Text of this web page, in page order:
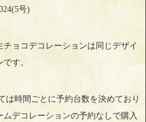
号)
ョコデコレーションは同じデザイ
です。
は時間ごとに予約台数を決めており
ムデコレーションの予約なしで購入